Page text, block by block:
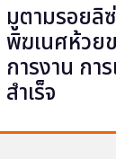
มูตามรอยลิ
พิฆเนศห้วย
การงาน กา
สำเร็จ